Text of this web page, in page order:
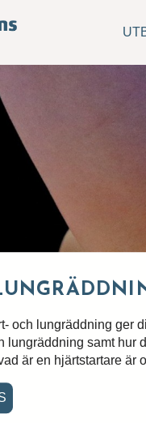
och lungräddning ger
lungräddning samt hur
är en hjärtstartare är